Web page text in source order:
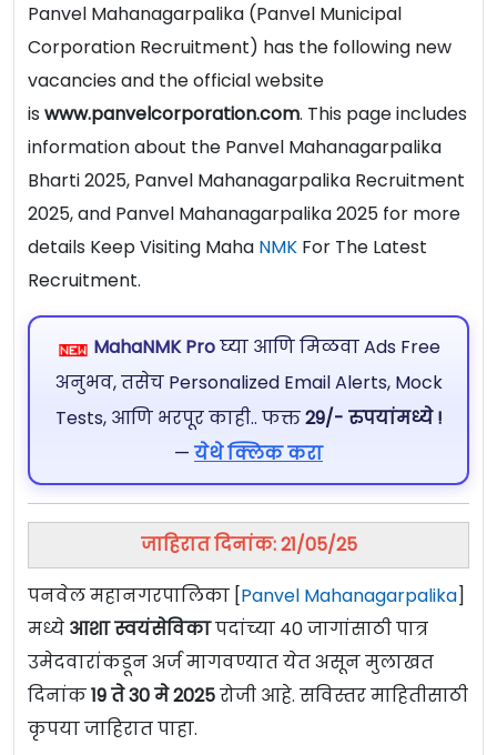
Panvel Mahanagarpalika (Panvel Municipal
Corporation Recruitment) has the following new
vacancies and the official website
is www.panvelcorporation.com. This page includes
information about the Panvel Mahanagarpalika
Bharti 2025, Panvel Mahanagarpalika Recruitment
2025, and Panvel Mahanagarpalika 2025 for more
details Keep Visiting Maha NMK For The Latest
Recruitment.
MahaNMK Proघ्या आणि मिळवा Ads Free
अनुभव, तसेच Personalized Email Alerts, Mock
Tests, आणि भरपूर काही.. फक्त29/- रुपयांमध्ये !
— येथे क्लिक करा
जाहिरात दिनांक: 21/05/25
पनवेल महानगरपालिका [Panvel Mahanagarpalika]
मध्ये आशा स्वयंसेविकापदांच्या 40 जागांसाठी पात्र
उमेदवारांकडून अर्ज मागवण्यात येत असून मुलाखत
दिनांक19 ते 30 मे 2025रोजी आहे. सविस्तर माहितीसाठी
कृपया जाहिरात पाहा.